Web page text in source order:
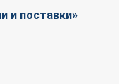
и поставки»